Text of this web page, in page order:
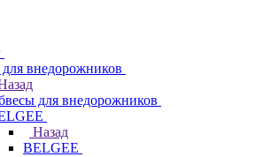
внедорожников
для внедорожников
Назад
BELGEE